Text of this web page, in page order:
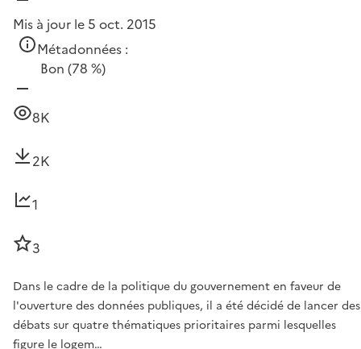
Mis à jour le 5 oct. 2015
Métadonnées :
Bon (78 %)
8K
2K
1
3
Dans le cadre de la politique du gouvernement en faveur de
l'ouverture des données publiques, il a été décidé de lancer des
débats sur quatre thématiques prioritaires parmi lesquelles
figure le logem…